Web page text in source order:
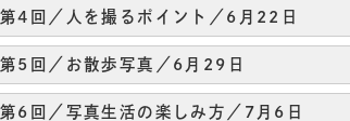
第4回／人を撮るポイント／6月22日
第5回／お散歩写真／6月29日
第6回／写真生活の楽しみ方／7月6日